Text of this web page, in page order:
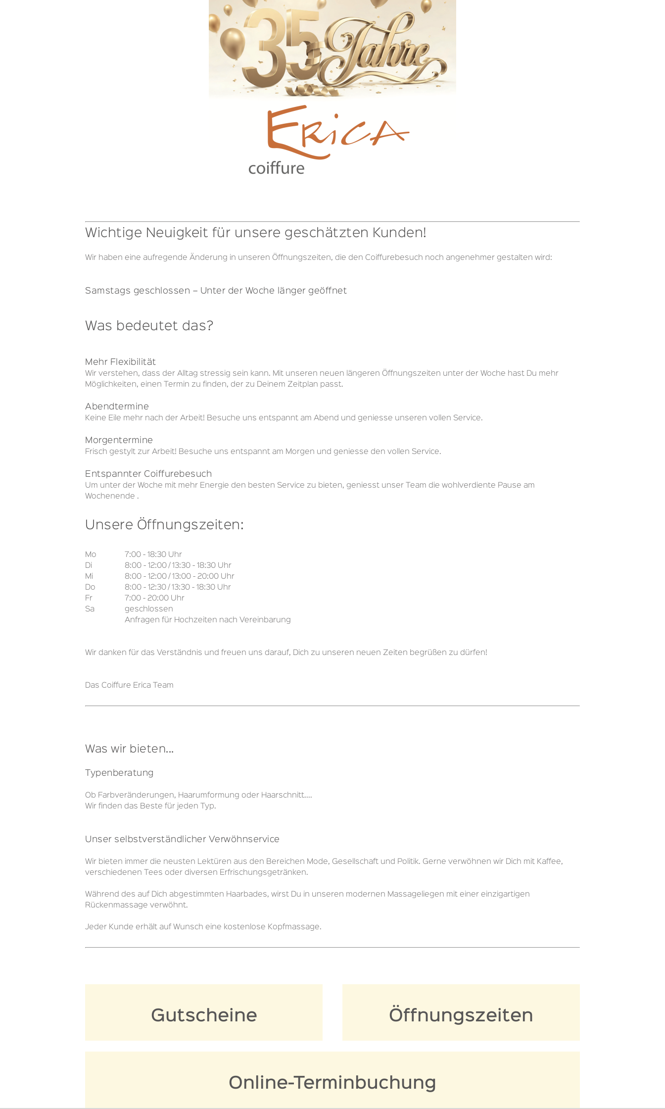
Wichtige Neuigkeit für unsere geschätzten Kunden!
Wir haben eine aufregende Änderung in unseren Öffnungszeiten, die den Coiffurebesuch noch angenehmer gestalten wird:
Samstags geschlossen – Unter der Woche länger geöffnet
Was bedeutet das?
Mehr Flexibilität
Wir verstehen, dass der Alltag stressig sein kann. Mit unseren neuen längeren Öffnungszeiten unter der Woche hast Du mehr
Möglichkeiten, einen Termin zu finden, der zu Deinem Zeitplan passt.
Abendtermine
Keine Eile mehr nach der Arbeit! Besuche uns entspannt am Abend und geniesse unseren vollen Service.
Morgentermine
Frisch gestylt zur Arbeit! Besuche uns entspannt am Morgen und geniesse den vollen Service.
Entspannter Coiffurebesuch
Um unter der Woche mit mehr Energie den besten Service zu bieten, geniesst unser Team die wohlverdiente Pause am
Wochenende .
Unsere Öffnungszeiten:
Mo
7:00 - 18:30 Uhr
Di
8:00 - 12:00 / 13:30 - 18:30 Uhr
Mi
8:00 - 12:00 / 13:00 - 20:00 Uhr
Do
8:00 - 12:30 / 13:30 - 18:30 Uhr
Fr
7:00 - 20:00 Uhr
Sa
geschlossen
Anfragen für Hochzeiten nach Vereinbarung
Wir danken für das Verständnis und freuen uns darauf, Dich zu unseren neuen Zeiten begrüßen zu dürfen!
Das Coiffure Erica Team
Was wir bieten...
Typenberatung
Ob Farbveränderungen, Haarumformung oder Haarschnitt....
Wir finden das Beste für jeden Typ.
Unser selbstverständlicher Verwöhnservice
Wir bieten immer die neusten Lektüren aus den Bereichen Mode, Gesellschaft und Politik. Gerne verwöhnen wir Dich mit Kaffee,
verschiedenen Tees oder diversen Erfrischungsgetränken.
Während des auf Dich abgestimmten Haarbades, wirst Du in unseren modernen Massageliegen mit einer einzigartigen
Rückenmassage verwöhnt.
Jeder Kunde erhält auf Wunsch eine kostenlose Kopfmassage.
Gutscheine Öffnungszeiten
Online-Terminbuchung